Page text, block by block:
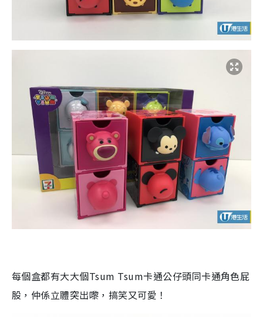
每個盒都有大大個Tsum Tsum卡通公仔頭同卡通角色屁
股，仲係立體突出嚟，搞笑又可愛！